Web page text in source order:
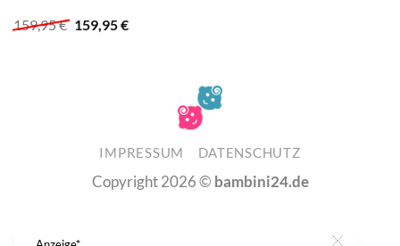
159,95€ Ursprünglicher
Preis
159,95€Aktueller
IMPRESSUM DATENSCHUTZ
Copyright 2026 © bambini24.de